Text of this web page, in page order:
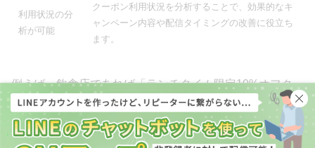
利用状況の分
析が可能
クーポン利用状況を分析することで、効果的なキ
ャンペーン内容や配信タイミングの改善に役立ち
ます。
例えば、飲食店であれば「ランチタイム限定10%オフクー
ポン」、美容室であれば「新規来店者限定カット料金20%
オフクーポン」といった具合に、業種やターゲットに合わ
せたクーポンを配信できます。クーポン発行によって来